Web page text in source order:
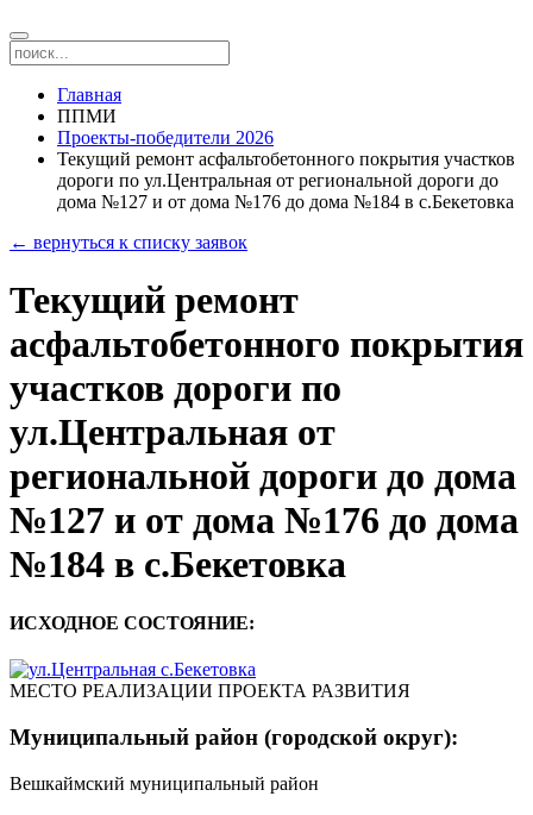
Главная
ППМИ
Проекты-победители 2026
Текущий ремонт асфальтобетонного покрытия участков
дороги по ул.Центральная от региональной дороги до
дома №127 и от дома №176 до дома №184 в с.Бекетовка
← вернуться к списку заявок
Текущий ремонт
асфальтобетонного покрытия
участков дороги по
ул.Центральная от
региональной дороги до дома
№127 и от дома №176 до дома
№184 в с.Бекетовка
ИСХОДНОЕ СОСТОЯНИЕ:
МЕСТО РЕАЛИЗАЦИИ ПРОЕКТА РАЗВИТИЯ
Муниципальный район (городской округ):
Вешкаймский муниципальный район